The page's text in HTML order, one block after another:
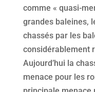
comme « quasi-
grandes baleines,
chassés par les
considérablement
Aujourd’hui la
menace pour les